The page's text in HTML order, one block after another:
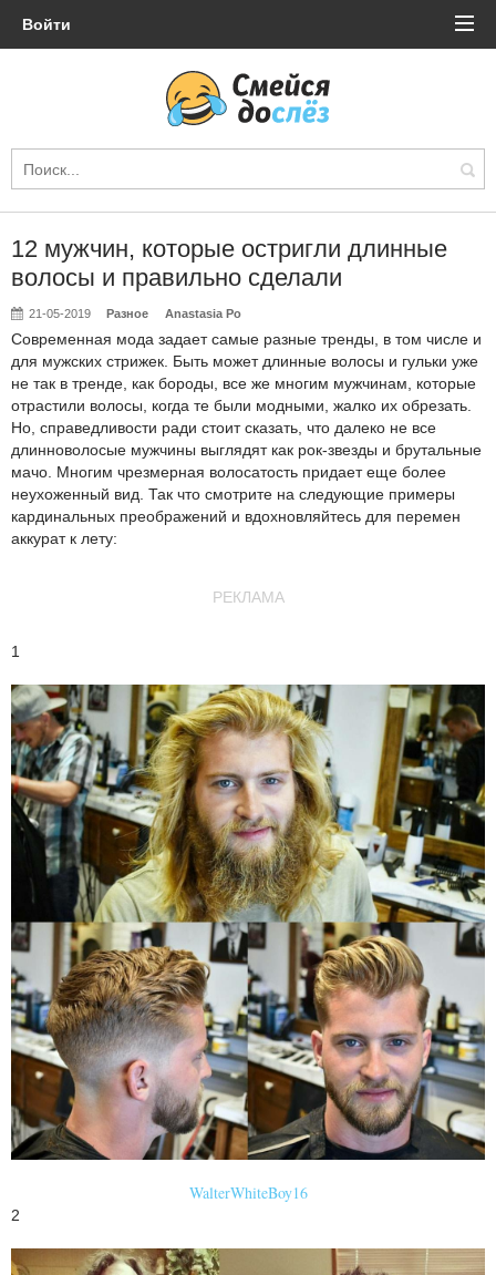
Войти
12 мужчин, которые остригли длинные
волосы и правильно сделали
21-05-2019 Разное Anastasia Po
Современная мода задает самые разные тренды, в том числе и
для мужских стрижек. Быть может длинные волосы и гульки уже
не так в тренде, как бороды, все же многим мужчинам, которые
отрастили волосы, когда те были модными, жалко их обрезать.
Но, справедливости ради стоит сказать, что далеко не все
длинноволосые мужчины выглядят как рок-звезды и брутальные
мачо. Многим чрезмерная волосатость придает еще более
неухоженный вид. Так что смотрите на следующие примеры
кардинальных преображений и вдохновляйтесь для перемен
аккурат к лету:
РЕКЛАМА
1
WalterWhiteBoy16
2